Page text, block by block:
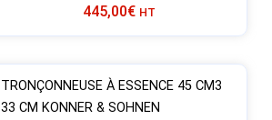
445,00€ HT
TRONÇONNEUSE À ESSENCE 45 CM3
33 CM KONNER & SOHNEN